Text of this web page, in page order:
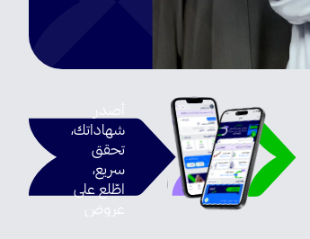
يديك!
أصدر
شهاداتك،
تحقق
سريع،
اطّلع على
عروض